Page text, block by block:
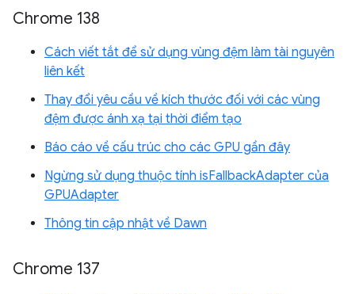
Chrome 138
Cách viết tắt để sử dụng vùng đệm làm tài nguyên
liên kết
Thay đổi yêu cầu về kích thước đối với các vùng
đệm được ánh xạ tại thời điểm tạo
Báo cáo về cấu trúc cho các GPU gần đây
Ngừng sử dụng thuộc tính isFallbackAdapter của
GPUAdapter
Thông tin cập nhật về Dawn
Chrome 137